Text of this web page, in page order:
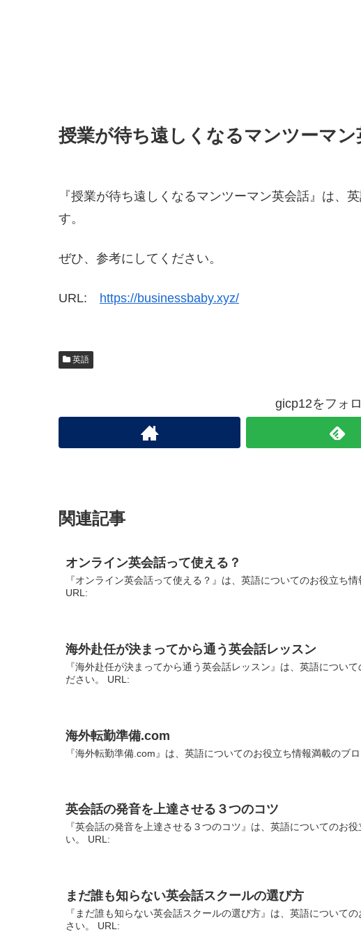
授業が待ち遠しくなるマンツーマン
『授業が待ち遠しくなるマンツーマン英会話』は、
す。
ぜひ、参考にしてください。
URL: https://businessbaby.xyz/
英語
gicp12をフォ
関連記事
オンライン英会話って使える？
『オンライン英会話って使える？』は、英語についてのお役立ち
URL:
海外赴任が決まってから通う英会話レッスン
『海外赴任が決まってから通う英会話レッスン』は、英語につい
ださい。 URL:
海外転勤準備.com
『海外転勤準備.com』は、英語についてのお役立ち情報満載の
英会話の発音を上達させる３つのコツ
『英会話の発音を上達させる３つのコツ』は、英語についてのお
い。 URL:
まだ誰も知らない英会話スクールの選び方
『まだ誰も知らない英会話スクールの選び方』は、英語について
さい。 URL: